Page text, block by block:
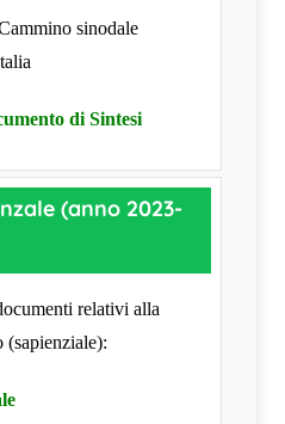
sinodale
di Sintesi
(anno 2023-
relativi alla
(sapienziale):